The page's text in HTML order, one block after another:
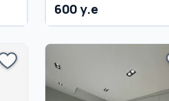
600 y.e